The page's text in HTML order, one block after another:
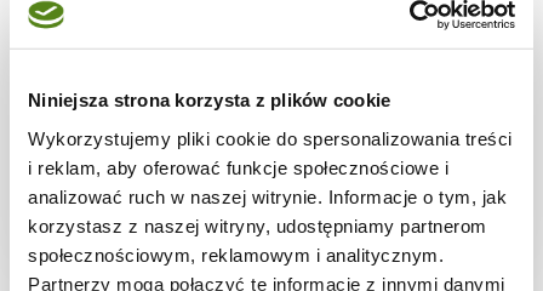
Niniejsza strona korzysta z plików cookie
Wykorzystujemy pliki cookie do spersonalizowania treści
i reklam, aby oferować funkcje społecznościowe i
analizować ruch w naszej witrynie. Informacje o tym, jak
korzystasz z naszej witryny, udostępniamy partnerom
społecznościowym, reklamowym i analitycznym.
Partnerzy mogą połączyć te informacje z innymi danymi
Omlet cesarski
20 min. 1282 kcal 2